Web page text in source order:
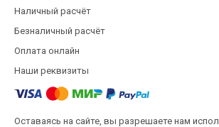
Наличный расчёт
Безналичный расчёт
Оплата онлайн
Наши реквизиты
Оставаясь на сайте, вы разрешаете нам